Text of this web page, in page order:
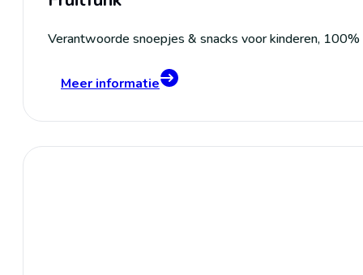
Verantwoorde snoepjes & snacks voor kinderen, 100%
Meer informatie